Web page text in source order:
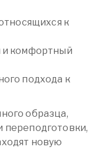
к
и комфортный
подхода к
образца,
переподготовки,
новую